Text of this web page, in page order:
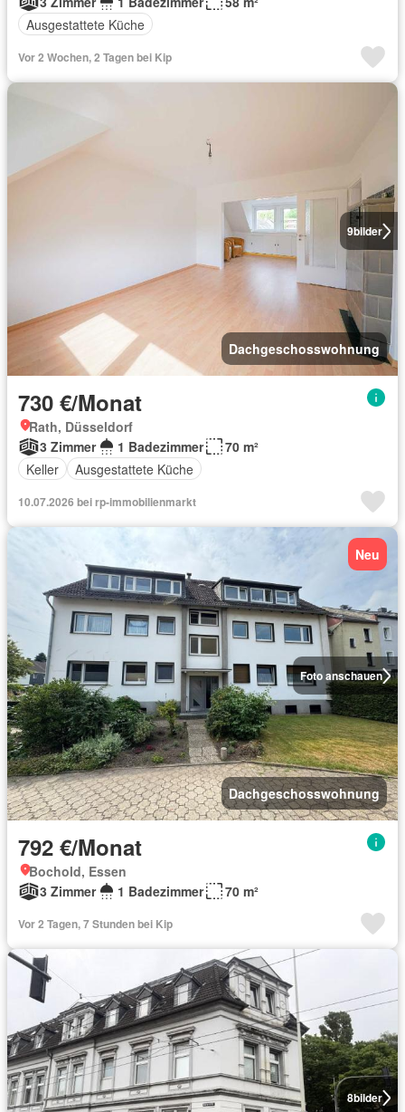
Ausgestattete Küche
Vor 2 Wochen, 2 Tagen bei Kip
9bilder
Dachgeschosswohnung
730 €/Monat
Rath, Düsseldorf
3 Zimmer
1 Badezimmer
70 m²
Keller
Ausgestattete Küche
10.07.2026 bei rp-immobilienmarkt
Foto anschauen
Neu
Dachgeschosswohnung
792 €/Monat
Bochold, Essen
3 Zimmer
1 Badezimmer 70 m²
Vor 2 Tagen, 7 Stunden bei Kip
8bilder